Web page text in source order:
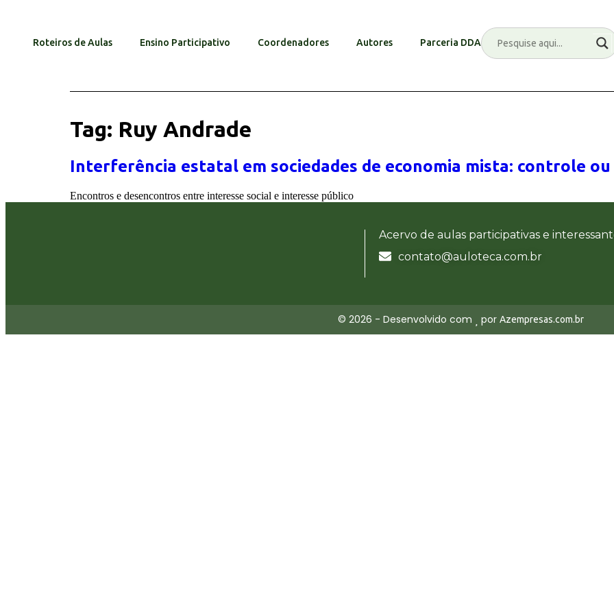
Roteiros de Aulas Ensino Participativo Coordenadores Autores Parceria DDA
Tag: Ruy Andrade
Interferência estatal em sociedades de economia mista: controle ou
Encontros e desencontros entre interesse social e interesse público
Acervo de aulas participativas e
contato@auloteca.com.br
© 2026 - Desenvolvido com por Azempresas.com.br